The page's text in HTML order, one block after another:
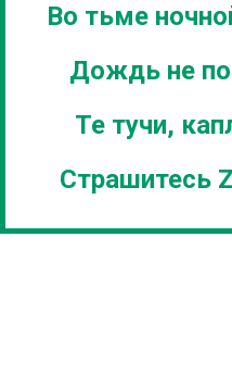
Во тьме
Дождь не
Те тучи,
Страшитесь